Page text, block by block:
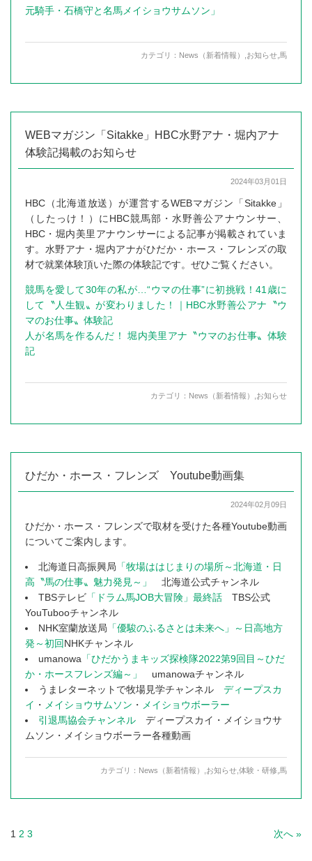
元騎手・石橋守と名馬メイショウサムソン」
カテゴリ： News（新着情報） お知らせ 馬
WEBマガジン「Sitakke」HBC水野アナ・堀内アナ
体験記掲載のお知らせ
2024年03月01日
HBC（北海道放送）が運営するWEBマガジン「Sitakke」
（したっけ！）にHBC競馬部・水野善公アナウンサー、
HBC・堀内美里アナウンサーによる記事が掲載されていま
す。水野アナ・堀内アナがひだか・ホース・フレンズの取
材で就業体験頂いた際の体験記です。ぜひご覧ください。
競馬を愛して30年の私が…“ウマの仕事”に初挑戦！41歳に
して〝人生観〟が変わりました！｜HBC水野善公アナ〝ウ
マのお仕事〟体験記
人が名馬を作るんだ！ 堀内美里アナ〝ウマのお仕事〟体験
記
カテゴリ： News（新着情報） お知らせ
ひだか・ホース・フレンズ Youtube動画集
2024年02月09日
ひだか・ホース・フレンズで取材を受けた各種Youtube動画
についてご案内します。
北海道日高振興局 「牧場ははじまりの場所～北海道・日
高〝馬の仕事〟魅力発見～」
北海道公式チャンネル
TBSテレビ 「ドラム馬JOB大冒険」最終話 TBS公式
YouTubooチャンネル
NHK室蘭放送局 「優駿のふるさとは未来へ」～日高地方
発～初回NHKチャンネル
umanowa 「ひだかうまキッズ探検隊2022第9回目～ひだ
か・ホースフレンズ編～」
umanowaチャンネル
うまレターネットで牧場見学チャンネル ディープスカ
イ ・ メイショウサムソン ・ メイショウボーラー
引退馬協会チャンネル ディープスカイ・メイショウサ
ムソン・メイショウボーラー各種動画
カテゴリ： News（新着情報） お知らせ 体験・研修 馬
1 2 3 次へ »